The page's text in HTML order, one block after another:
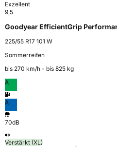
Exzellent
9,5
Goodyear EfficientGrip
225/55 R17 101 W
Sommerreifen
bis 270 km⁠/⁠h - bis 825 kg
A
A
70dB
Verstärkt (XL)